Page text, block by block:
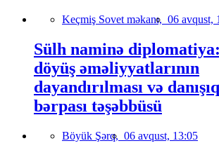
Keçmiş Sovet məkanı, 06 avqust,
Sülh naminə
döyüş əməliyyatlarının
dayandırılması və
bərpası təşəbbüsü
Böyük Şərq, 06 avqust, 13:05